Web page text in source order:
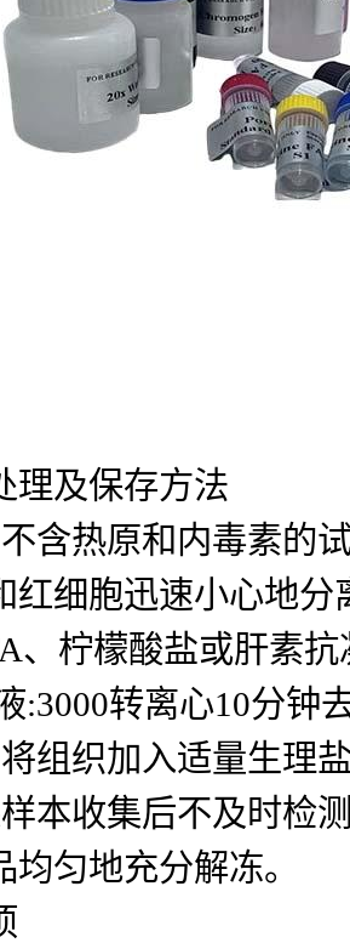
理及保存方法
含热原和内毒素的
红细胞迅速小心地分
、柠檬酸盐或肝素
:3000转离心10分钟
组织加入适量生理
本收集后不及时检
匀地充分解冻。